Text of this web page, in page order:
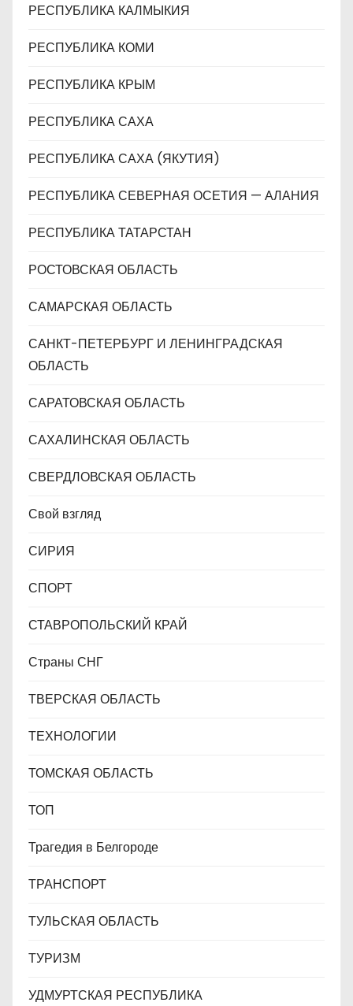
РЕСПУБЛИКА КАЛМЫКИЯ
РЕСПУБЛИКА КОМИ
РЕСПУБЛИКА КРЫМ
РЕСПУБЛИКА САХА
РЕСПУБЛИКА САХА (ЯКУТИЯ)
РЕСПУБЛИКА СЕВЕРНАЯ ОСЕТИЯ — АЛАНИЯ
РЕСПУБЛИКА ТАТАРСТАН
РОСТОВСКАЯ ОБЛАСТЬ
САМАРСКАЯ ОБЛАСТЬ
САНКТ-ПЕТЕРБУРГ И ЛЕНИНГРАДСКАЯ
ОБЛАСТЬ
САРАТОВСКАЯ ОБЛАСТЬ
САХАЛИНСКАЯ ОБЛАСТЬ
СВЕРДЛОВСКАЯ ОБЛАСТЬ
Свой взгляд
СИРИЯ
СПОРТ
СТАВРОПОЛЬСКИЙ КРАЙ
Страны СНГ
ТВЕРСКАЯ ОБЛАСТЬ
ТЕХНОЛОГИИ
ТОМСКАЯ ОБЛАСТЬ
ТОП
Трагедия в Белгороде
ТРАНСПОРТ
ТУЛЬСКАЯ ОБЛАСТЬ
ТУРИЗМ
УДМУРТСКАЯ РЕСПУБЛИКА